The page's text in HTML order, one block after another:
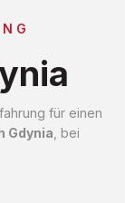
für einen
Gdynia , bei